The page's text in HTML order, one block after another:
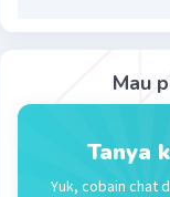
Oleh
Beri
Mau
Tanya
Yuk, cobain chat